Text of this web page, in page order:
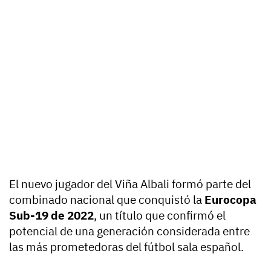
El nuevo jugador del Viña Albali formó parte del
combinado nacional que conquistó la Eurocopa
Sub-19 de 2022, un título que confirmó el
potencial de una generación considerada entre
las más prometedoras del fútbol sala español.